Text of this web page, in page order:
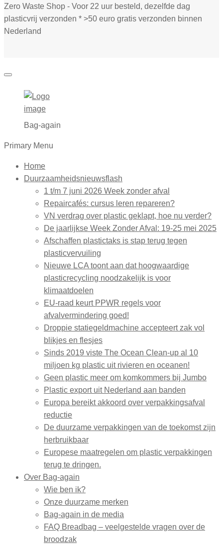
Zero Waste Shop - Voor 22 uur besteld, dezelfde dag
plasticvrij verzonden * >50 euro gratis verzonden binnen
Nederland
Bag-again
Primary Menu
Home
Duurzaamheidsnieuwsflash
1 t/m 7 juni 2026 Week zonder afval
Repaircafés: cursus leren repareren?
VN verdrag over plastic geklapt, hoe nu verder?
De jaarlijkse Week Zonder Afval: 19-25 mei 2025
Afschaffen plastictaks is stap terug tegen
plasticvervuiling
Nieuwe LCA toont aan dat hoogwaardige
plasticrecycling noodzakelijk is voor
klimaatdoelen
EU-raad keurt PPWR regels voor
afvalvermindering goed!
Droppie statiegeldmachine accepteert zak vol
blikjes en flesjes
Sinds 2019 viste The Ocean Clean-up al 10
miljoen kg plastic uit rivieren en oceanen!
Geen plastic meer om komkommers bij Jumbo
Plastic export uit Nederland aan banden
Europa bereikt akkoord over verpakkingsafval
reductie
De duurzame verpakkingen van de toekomst zijn
herbruikbaar
Europese maatregelen om plastic verpakkingen
terug te dringen.
Over Bag-again
Wie ben ik?
Onze duurzame merken
Bag-again in de media
FAQ Breadbag – veelgestelde vragen over de
broodzak